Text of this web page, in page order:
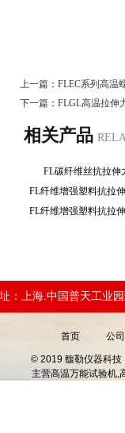
上一篇： FLEC系列高温
下一篇： FLGL高温拉伸
相关产品
FL碳纤维丝抗拉
FL纤维增强塑料抗拉
FL纤维增强塑料抗拉
：上海.中国普天工业
首页 公
© 2019 馥勒仪器科技
主营高温万能试验机,